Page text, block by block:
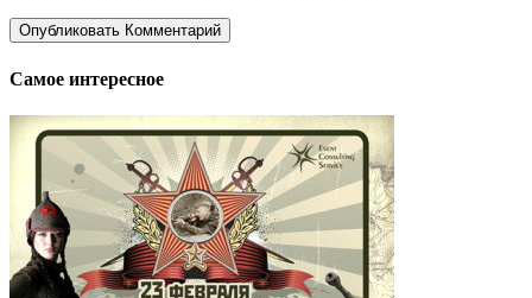
Самое интересное